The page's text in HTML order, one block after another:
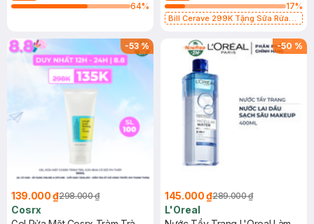
64%
17%
Bill Cerave 299K Tặng Sữa Rửa
-53%
139.000 ₫298.000 ₫
Cosrx
-50 %
145.000 ₫289.000 ₫
L'Oreal